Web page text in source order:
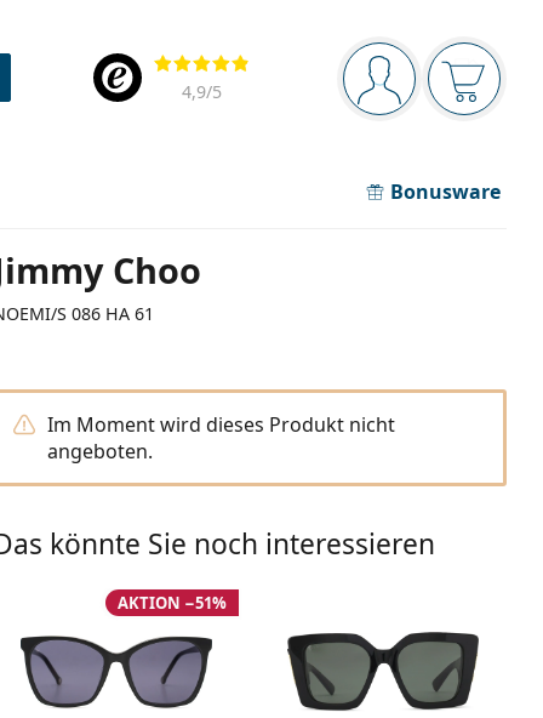
Navigationsleiste
Sie sind Der
Bewertung
4,9/5
Bonusware
Choo
S 086 HA 61
Im Moment wird dieses Produkt nicht
angeboten.
könnte Sie noch interessieren
AKTION −51%